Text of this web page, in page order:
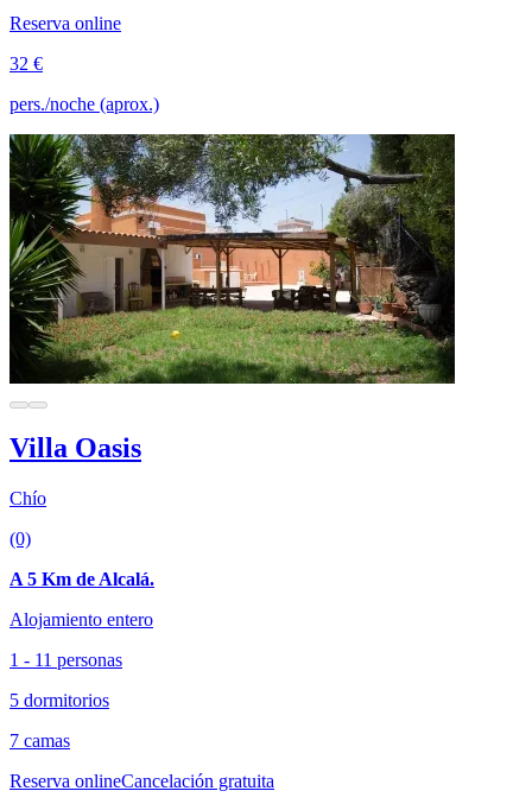
Reserva online
32 €
pers./noche (aprox.)
Villa Oasis
Chío
(0)
A 5 Km de Alcalá.
Alojamiento entero
1 - 11 personas
5 dormitorios
7 camas
Reserva onlineCancelación gratuita